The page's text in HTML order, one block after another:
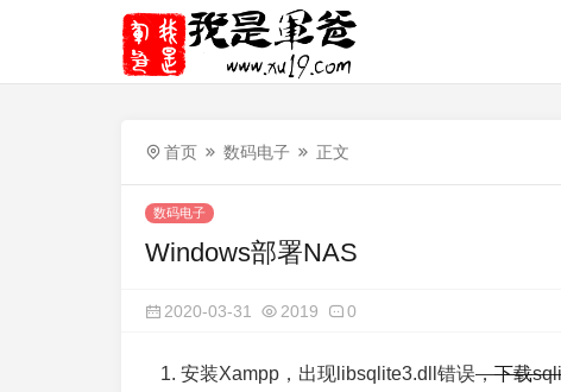
首页 数码电子 正文
数码电子
Windows部署NAS
2020-03-31 2019 0
安装Xampp，出现libsqlite3.dll错误，下载